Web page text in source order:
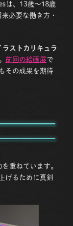
は、13歳〜18歳
必要な働き方・
ラストカリキュラ
前回の絵画展で
その成果を期待
重ねています。
げるために真剣